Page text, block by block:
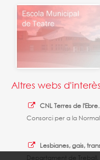
Altres webs
CNL Terres de l'Ebre.
Consorci per a la
Lesbianes, gais,
Departament de Treball,